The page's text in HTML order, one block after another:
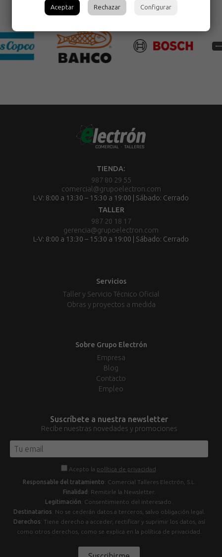
TIENDA:
987 80 29 55
comercial@grupoelectron.com
L-V: 8:00 a 13:30 – 15:30 a 19:00 | Sábado: Cerrado
TALLER
987 20 18 17
gerencia@grupoelectron.com
L-V: 8:00 a 13:30 – 15:30 a 19:00 | Sábado: Cerrado
Servicios
Taller y Servicio Técnico Oficial
Obras y proyectos a medida
Sobre Grupo Electrón
Empresa
Blog
Contacto
Empleo
Suscríbete a nuestra newsletter
Recibe nuestras novedades y promociones
Acepto la política de privacidad
Responsable del tratamiento: Comercial Talleres Electrón, S.L.
Finalidad : Remitirle la Newsletter.
Legitimación: Consentimiento del interesado.
Destinatarios: No se cederán datos a terceros, salvo obligación legal.
Derechos: Tiene derecho a acceder, rectificar y suprimir los datos, así
como otros derechos, como se explica en la política de privacidad.
Aceptar Rechazar Configurar